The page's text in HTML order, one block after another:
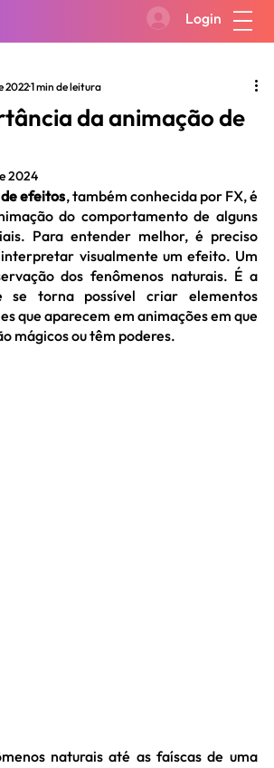
Login
da animação de
20221 min de leitura
2024
efeitos, também conhecida por FX, é
do comportamento de alguns
Para entender melhor, é preciso
visualmente um efeito. Um
dos fenômenos naturais. É a
se torna possível criar elementos
que aparecem em animações em que
mágicos ou têm poderes.